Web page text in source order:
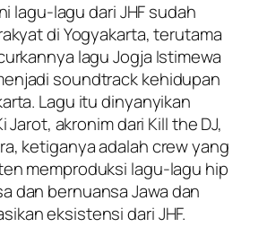
lagu-lagu dari JHF sudah
di Yogyakarta, terutama
lagu Jogja Istimewa
soundtrack kehidupan
Lagu itu dinyanyikan
Jarot, akronim dari Kill the DJ,
ketiganya adalah crew yang
memproduksi lagu-lagu hip
dan bernuansa Jawa dan
eksistensi dari JHF.